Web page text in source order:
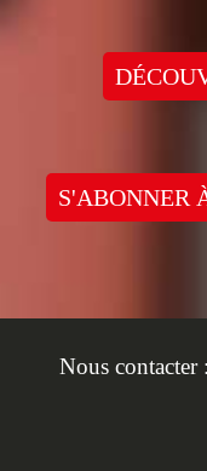
S'ABONNER
Nous contacter :